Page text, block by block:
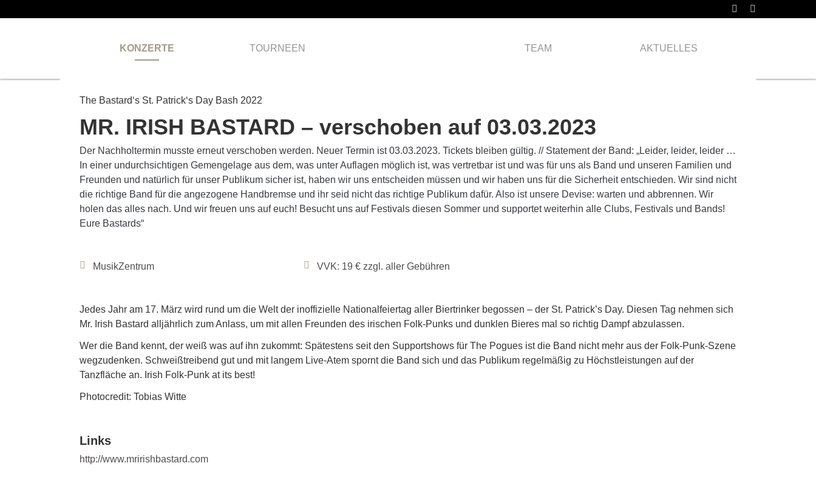
KONZERTE TOURNEEN TEAM AKTUELLES
VERLEGT
11.03.
The Bastard‘s St. Patrick‘s Day Bash 2022
MR. IRISH BASTARD – verschoben auf 03.03.2023
Der Nachholtermin musste erneut verschoben werden. Neuer Termin ist 03.03.2023. Tickets bleiben gültig. // Statement der Band: „Leider, leider, leider …
In einer undurchsichtigen Gemengelage aus dem, was unter Auflagen möglich ist, was vertretbar ist und was für uns als Band und unseren Familien und
Freunden und natürlich für unser Publikum sicher ist, haben wir uns entscheiden müssen und wir haben uns für die Sicherheit entschieden. Wir sind nicht
die richtige Band für die angezogene Handbremse und ihr seid nicht das richtige Publikum dafür. Also ist unsere Devise: warten und abbrennen. Wir
holen das alles nach. Und wir freuen uns auf euch! Besucht uns auf Festivals diesen Sommer und supportet weiterhin alle Clubs, Festivals und Bands!
Eure Bastards“
MusikZentrum VVK: 19 € zzgl. aller Gebühren
Jedes Jahr am 17. März wird rund um die Welt der inoffizielle Nationalfeiertag aller Biertrinker begossen – der St. Patrick’s Day. Diesen Tag nehmen sich
Mr. Irish Bastard alljährlich zum Anlass, um mit allen Freunden des irischen Folk-Punks und dunklen Bieres mal so richtig Dampf abzulassen.
Wer die Band kennt, der weiß was auf ihn zukommt: Spätestens seit den Supportshows für The Pogues ist die Band nicht mehr aus der Folk-Punk-Szene
wegzudenken. Schweißtreibend gut und mit langem Live-Atem spornt die Band sich und das Publikum regelmäßig zu Höchstleistungen auf der
Tanzfläche an. Irish Folk-Punk at its best!
Photocredit: Tobias Witte
Links
http://www.mririshbastard.com